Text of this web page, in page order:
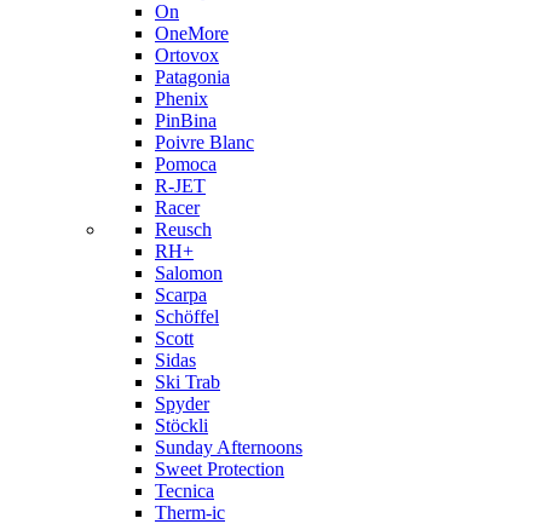
On
OneMore
Ortovox
Patagonia
Phenix
PinBina
Poivre Blanc
Pomoca
R-JET
Racer
Reusch
RH+
Salomon
Scarpa
Schöffel
Scott
Sidas
Ski Trab
Spyder
Stöckli
Sunday Afternoons
Sweet Protection
Tecnica
Therm-ic